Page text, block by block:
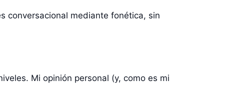
conversacional mediante fonética, sin
Mi opinión personal (y, como es mi